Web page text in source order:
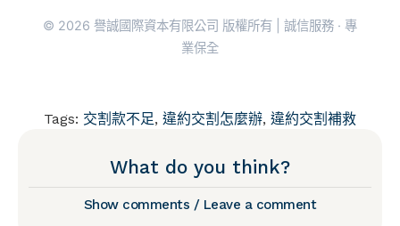
© 2026 譽誠國際資本有限公司 版權所有 | 誠信服務 · 專
業保全
Tags: 交割款不足, 違約交割怎麼辦, 違約交割補救
What do you think?
Show comments / Leave a comment